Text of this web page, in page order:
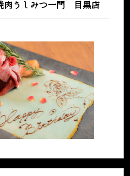
肉うしみつ一門 目黒店